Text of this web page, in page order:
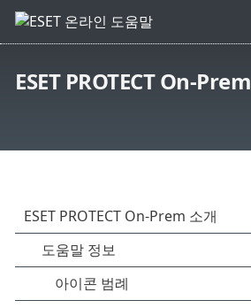
ESET PROTECT On-Prem